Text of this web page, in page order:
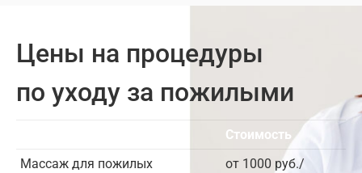
Цены на процедуры
по уходу за пожилыми
Стоимость
Массаж для пожилых
от 1000 руб./